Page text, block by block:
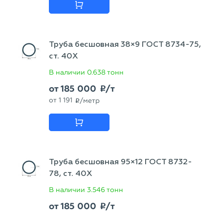
Труба бесшовная 38×9 ГОСТ 8734-75,
ст. 40Х
В наличии 0.638 тонн
от185 000 p/т
от 1 191 p /метр
Труба бесшовная 95×12 ГОСТ 8732-
78, ст. 40Х
В наличии 3.546 тонн
от185 000 p/т